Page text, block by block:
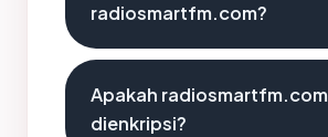
radiosmartfm.com?
Apakah radiosmartfm.com
dienkripsi?